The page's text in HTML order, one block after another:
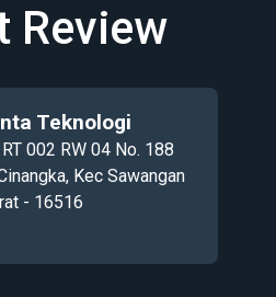
Review
Teknologi
002 RW 04 No. 188
Kec Sawangan
- 16516